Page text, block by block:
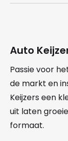
Auto
Passie voor
de markt en
Keijzers een
uit laten
formaat.